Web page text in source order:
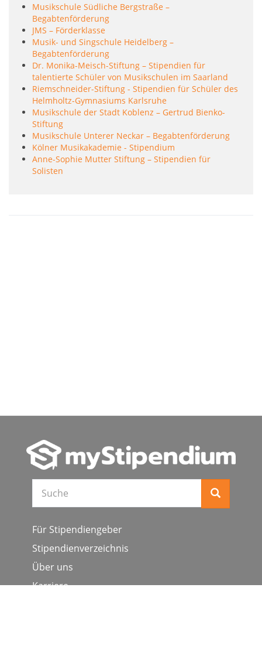
Musikschule Südliche Bergstraße –
Begabtenförderung
JMS – Förderklasse
Musik- und Singschule Heidelberg –
Begabtenförderung
Dr. Monika-Meisch-Stiftung – Stipendien für
talentierte Schüler von Musikschulen im Saarland
Riemschneider-Stiftung - Stipendien für Schüler des
Helmholtz-Gymnasiums Karlsruhe
Musikschule der Stadt Koblenz – Gertrud Bienko-
Stiftung
Musikschule Unterer Neckar – Begabtenförderung
Kölner Musikakademie - Stipendium
Anne-Sophie Mutter Stiftung – Stipendien für
Solisten
Suche
Für Stipendiengeber
Stipendienverzeichnis
Über uns
Karriere